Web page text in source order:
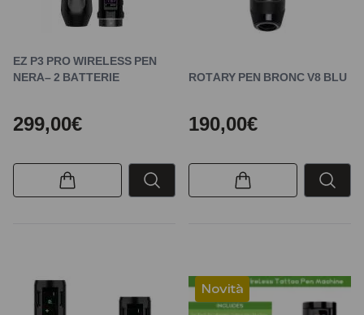
EZ P3 PRO WIRELESS PEN
NERA– 2 BATTERIE
299,00€
ROTARY PEN BRONC V8 BLU
190,00€
Novità